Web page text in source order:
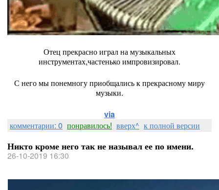
Отец прекрасно играл на музыкальных
инструментах,частенько импровизировал.
С него мы понемногу приобщались к прекрасному миру
музыки.
via
комментарии: 0 понравилось! вверх^ к полной версии
Никто кроме него так не называл ее по имени.
26-10-2019 16:30